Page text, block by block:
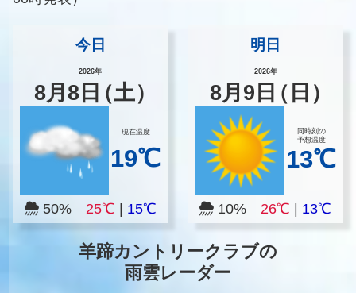
今日
2026年
8月8 日（土）
現在温度
19℃
50% 25℃ 15℃
明日
2026年
8月 9 日（日）
同時刻の
予想温度
13℃
10% 26℃ 13℃
羊蹄カントリークラブの
雨雲レーダー